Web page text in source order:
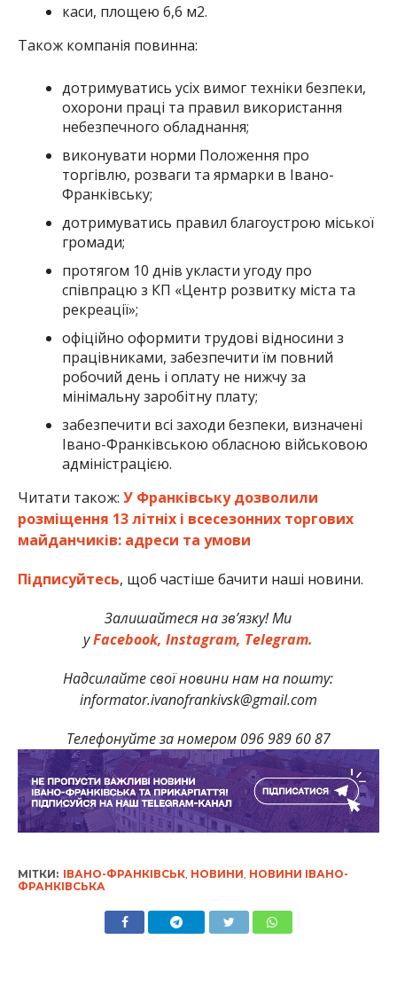
каси, площею 6,6 м2.
Також компанія повинна:
дотримуватись усіх вимог техніки безпеки,
охорони праці та правил використання
небезпечного обладнання;
виконувати норми Положення про
торгівлю, розваги та ярмарки в Івано-
Франківську;
дотримуватись правил благоустрою міської
громади;
протягом 10 днів укласти угоду про
співпрацю з КП «Центр розвитку міста та
рекреації»;
офіційно оформити трудові відносини з
працівниками, забезпечити їм повний
робочий день і оплату не нижчу за
мінімальну заробітну плату;
забезпечити всі заходи безпеки, визначені
Івано-Франківською обласною військовою
адміністрацією.
Читати також: У Франківську дозволили
розміщення 13 літніх і всесезонних торгових
майданчиків: адреси та умови
Підписуйтесь, щоб частіше бачити наші новини.
Залишайтеся на зв’язку! Ми
уFacebook, Instagram, Telegram.
Надсилайте свої новини нам на пошту:
informator.ivanofrankivsk@gmail.com
Телефонуйте за номером 096 989 60 87
МІТКИ: ІВАНО-ФРАНКІВСЬК, НОВИНИ НОВИНИ ІВАНО-
ФРАНКІВСЬКА